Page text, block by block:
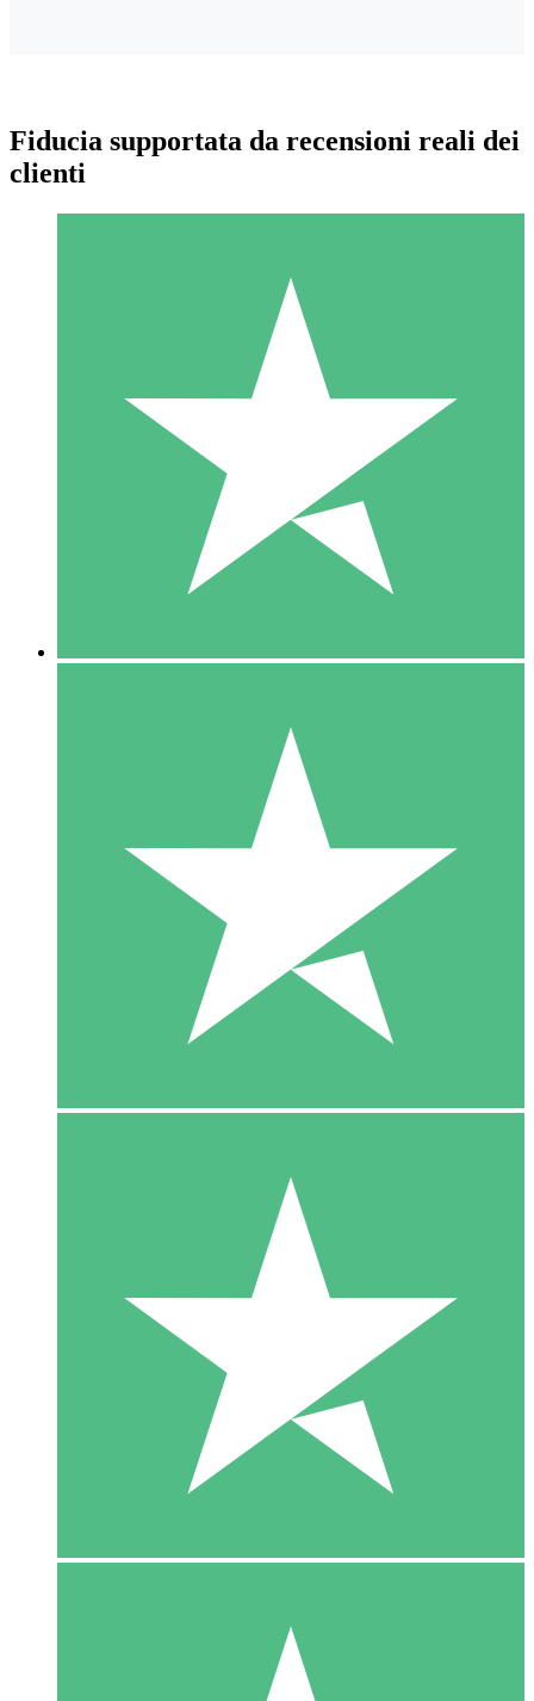
Pacchetti di Crediti Individuali
Paga a consumo con crediti di download. Nessun impegno
1 Download
10
US$1500
10 Download
20
Fiducia supportata da recensioni reali dei
clienti